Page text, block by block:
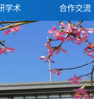
学术 合作交流